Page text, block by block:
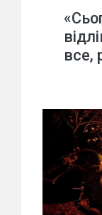
все,